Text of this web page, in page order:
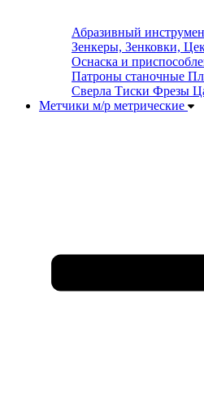
Абразивный
Зенкеры, Зенковки,
Оснаска и
Патроны станочные
Сверла Тиски Фрезы
Метчики м/р метрические